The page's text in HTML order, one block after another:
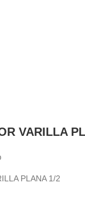
VARILLA
PLANA 1/2